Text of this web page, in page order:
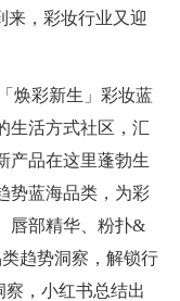
来，彩妆行业又迎
焕彩新生」彩妆蓝
生活方式社区，汇
产品在这里蓬勃生
势蓝海品类，为彩
唇部精华、粉扑&
趋势洞察，解锁行
，小红书总结出